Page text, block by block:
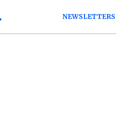
NEWSLETTERS